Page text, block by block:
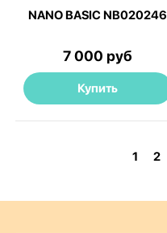
NANO BASIC NB020246
7 000 руб
Купить
1 2